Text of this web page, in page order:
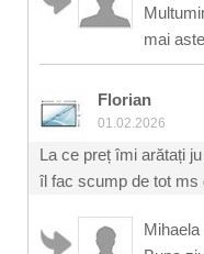
mai
Florian
01.02.2026
La ce preț îmi arătați
îl fac scump de tot ms